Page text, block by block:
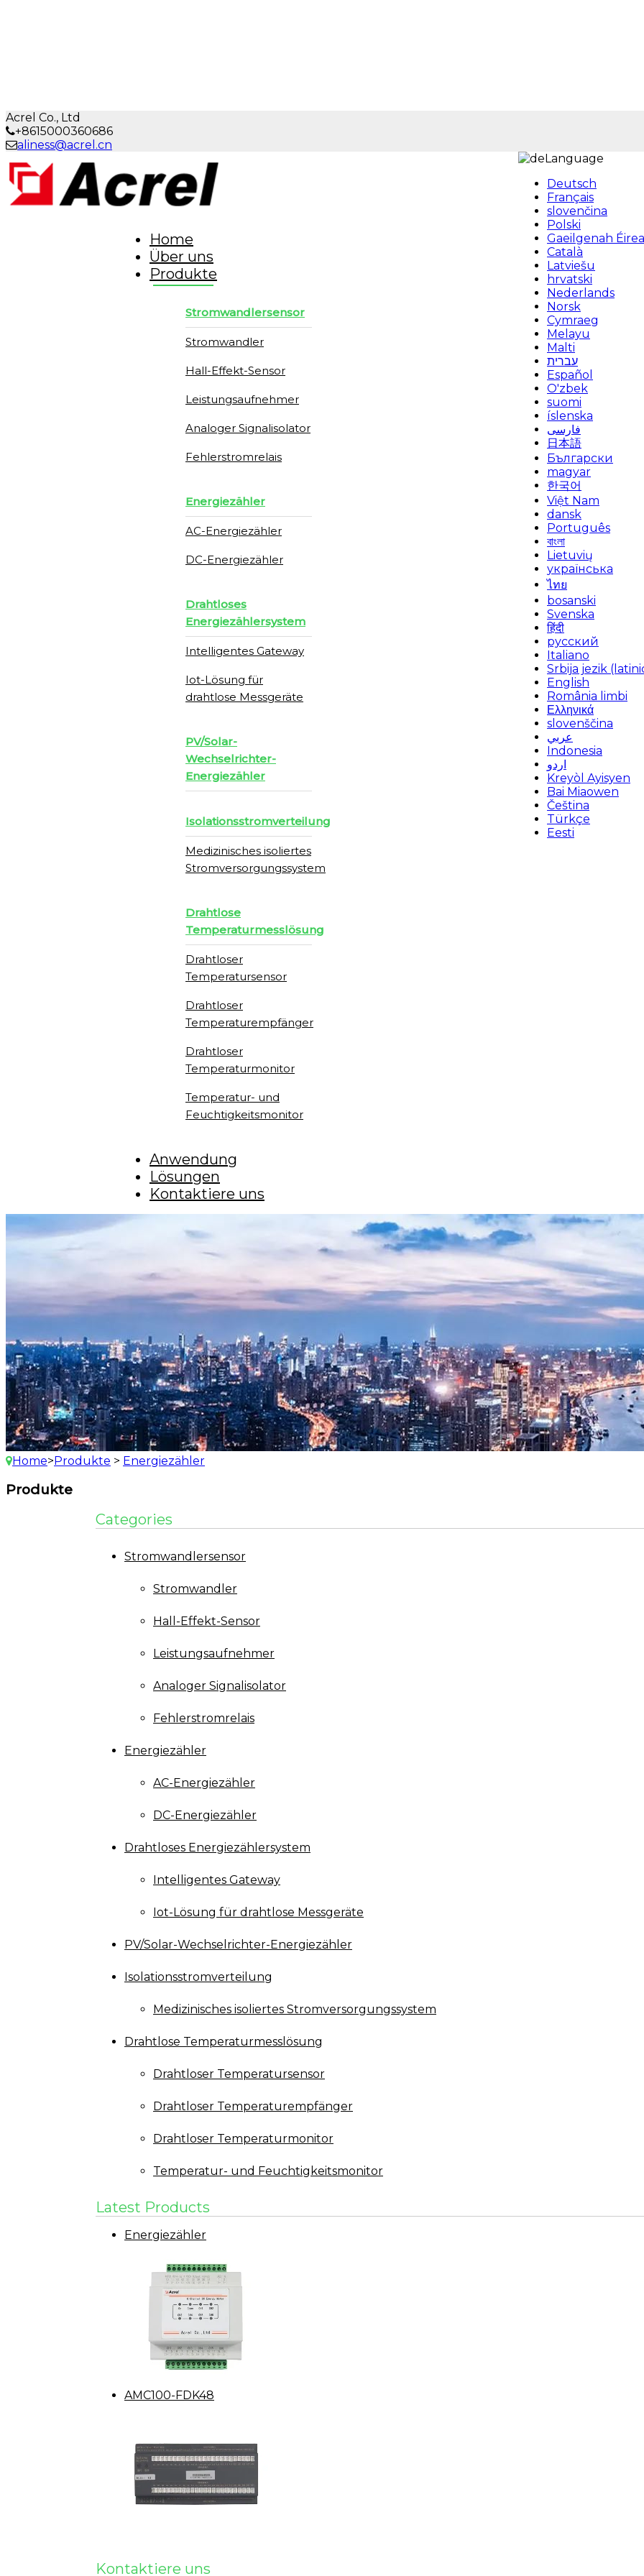
Acrel Co., Ltd
+8615000360686
aliness@acrel.cn
Language
Deutsch
Français
slovenčina
Polski
Gaeilgenah
Català
Latviešu
hrvatski
Nederlands
Norsk
Cymraeg
Melayu
Malti
עברית
Español
O'zbek
suomi
íslenska
فارسی
日本語
Български
magyar
한국어
Việt Nam
dansk
Português
বাংলা
Lietuvių
українська
ไทย
bosanski
Svenska
हिंदी
русский
Italiano
Srbija jezik
English
România limbi
Ελληνικά
slovenščina
عربي
Indonesia
اردو
Kreyòl Ayisyen
Bai Miaowen
Čeština
Türkçe
Eesti
Home
Über uns
Produkte
Stromwandlersensor
Stromwandler
Hall-Effekt-Sensor
Leistungsaufnehmer
Analoger Signalisolator
Fehlerstromrelais
Energiezähler
AC-Energiezähler
DC-Energiezähler
Drahtloses
Energiezählersystem
Intelligentes Gateway
Iot-Lösung für
drahtlose Messgeräte
PV/Solar-
Wechselrichter-
Energiezähler
Isolationsstromverteilung
Medizinisches isoliertes
Stromversorgungssystem
Drahtlose
Temperaturmesslösung
Drahtloser
Temperatursensor
Drahtloser
Temperaturempfänger
Drahtloser
Temperaturmonitor
Temperatur- und
Feuchtigkeitsmonitor
Anwendung
Lösungen
Kontaktiere uns
Home>Produkte > Energiezähler
Produkte
Categories
Stromwandlersensor
Stromwandler
Hall-Effekt-Sensor
Leistungsaufnehmer
Analoger Signalisolator
Fehlerstromrelais
Energiezähler
AC-Energiezähler
DC-Energiezähler
Drahtloses Energiezählersystem
Intelligentes Gateway
Iot-Lösung für drahtlose Messgeräte
PV/Solar-Wechselrichter-Energiezähler
Isolationsstromverteilung
Medizinisches isoliertes Stromversorgungssystem
Drahtlose Temperaturmesslösung
Drahtloser Temperatursensor
Drahtloser Temperaturempfänger
Drahtloser Temperaturmonitor
Temperatur- und Feuchtigkeitsmonitor
Latest Products
Energiezähler
AMC100-FDK48
Kontaktiere uns